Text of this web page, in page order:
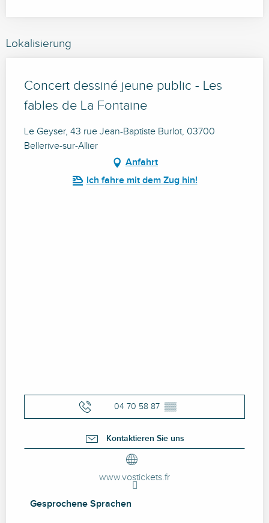
Lokalisierung
Concert dessiné jeune public - Les
fables de La Fontaine
Le Geyser, 43 rue Jean-Baptiste Burlot, 03700
Bellerive-sur-Allier
Anfahrt
Ich fahre mit dem Zug hin!
04 70 58 87 ▒▒
Kontaktieren Sie uns
www.vostickets.fr
Gesprochene Sprachen
Gesprochene Sprachen